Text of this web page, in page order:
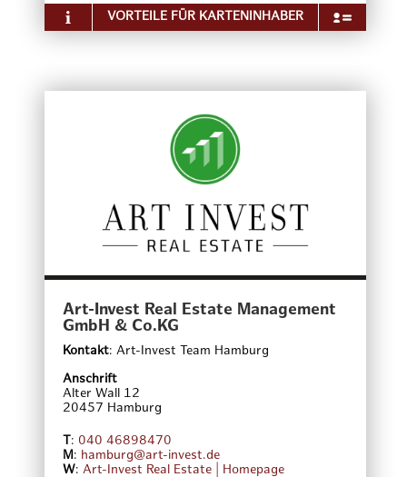
– Seminare für Führungskräfte
– Workshops zur Teamentwicklung
VORTEILE FÜR KARTENINHABER
Apartment-Hotel Hamburg Mitte Ihnen wird es an
Innenstadt gelegene 3 Sterne Superior Apartment-
Hotel Hamburg Mitte ist mehr als ein Schlafplatz in
einer Großstadt. Die geräumigen 119
Komfortzimmer sind in angenehmen Farben
gehalten und verbinden ein wohnliches Ambiente
das mit Küchenzeile oder Küche, eigenem Balkon,
modernem Badezimmer mit Dusche/WC, Haarföhn,
kostenfreier W-LAN Verbindung ausgestattet ist.
112 oder der U2 schnell und kostengünstig zu
Art-Invest Real Estate Management
GmbH & Co.KG
Kontakt: Art-Invest Team Hamburg
Anschrift
Alter Wall 12
20457 Hamburg
: 040 46898470
M : hamburg@art-invest.de
W: Art-Invest Real Estate | Homepage